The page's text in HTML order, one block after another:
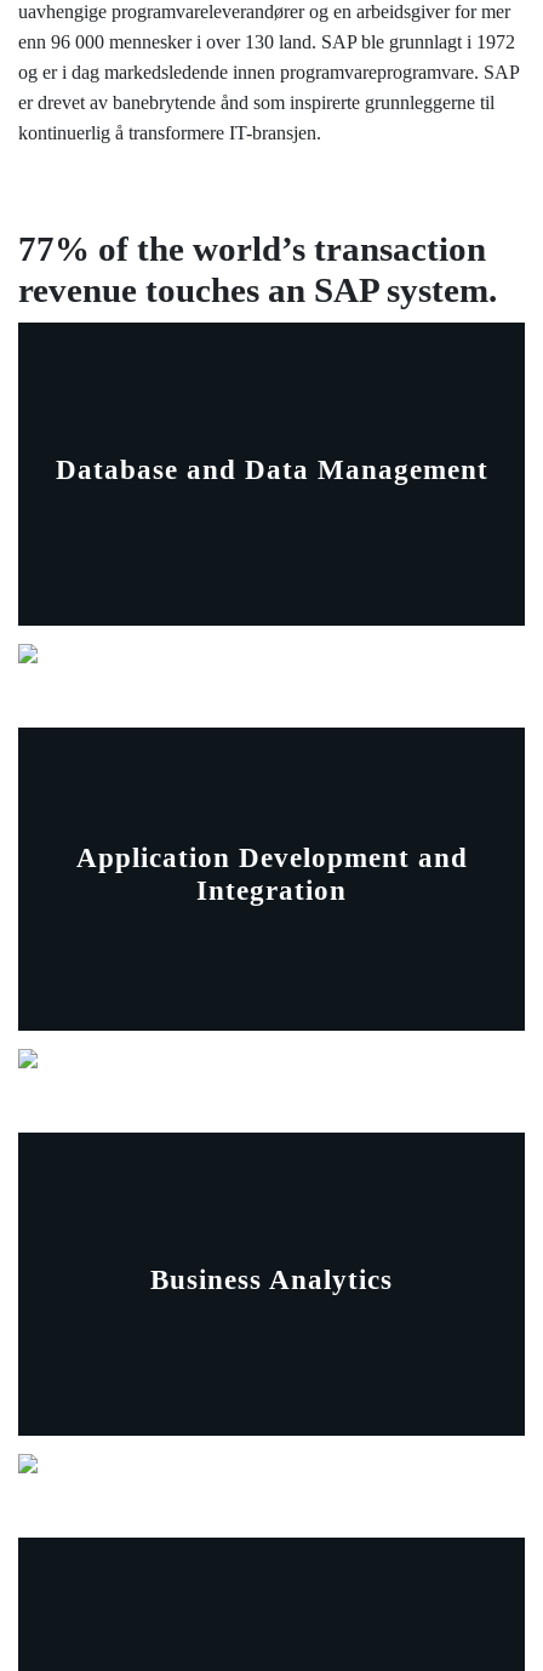
uavhengige programvareleverandører og en arbeidsgiver for mer
enn 96 000 mennesker i over 130 land. SAP ble grunnlagt i 1972
og er i dag markedsledende innen programvareprogramvare. SAP
er drevet av banebrytende ånd som inspirerte grunnleggerne til
kontinuerlig å transformere IT-bransjen.
77% of the world’s transaction
revenue touches an SAP system.
Database and Data Management
Application Development and
Integration
Business Analytics